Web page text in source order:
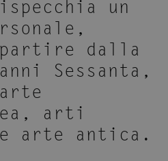
un
dalla
Sessanta,
arti
arte antica.